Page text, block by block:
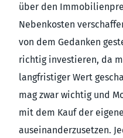
über den
Nebenkosten
von dem Gedanken
richtig investieren, da
langfristiger Wert
mag zwar wichtig und
mit dem Kauf der
auseinanderzusetzen.